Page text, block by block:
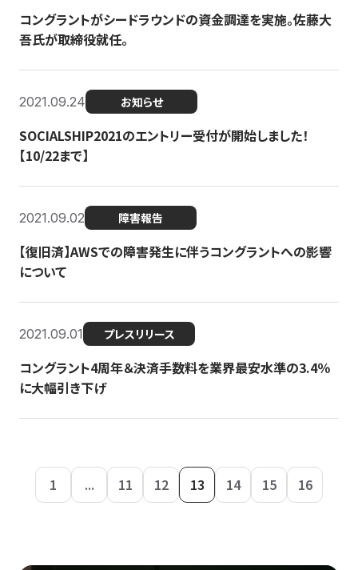
コングラントがシードラウンドの資金調達を実施。佐藤大
吾氏が取締役就任。
2021.09.24 お知らせ
SOCIALSHIP2021のエントリー受付が開始しました！
【10/22まで】
2021.09.02 障害報告
【復旧済】AWSでの障害発生に伴うコングラントへの影響
について
2021.09.01 プレスリリース
コングラント4周年＆決済手数料を業界最安水準の3.4％
に大幅引き下げ
1 ... 11 12 13 14 15 16